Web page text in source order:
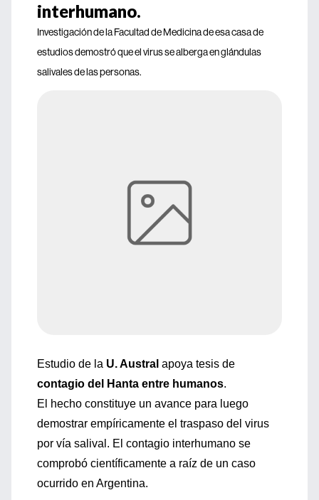
interhumano.
Investigación de la Facultad de Medicina de esa casa de
estudios demostró que el virus se alberga en glándulas
salivales de las personas.
Estudio de la U. Austral apoya tesis de
contagio del Hanta entre humanos.
El hecho constituye un avance para luego
demostrar empíricamente el traspaso del virus
por vía salival. El contagio interhumano se
comprobó científicamente a raíz de un caso
ocurrido en Argentina.